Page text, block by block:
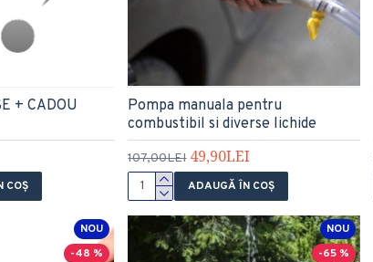
+ CADOU
COŞ
Pompa manuala pentru
combustibil si diverse lichide
107,00LEI 49,90LEI
ADAUGĂ ÎN COŞ
NOU
-48 %
NOU
-65 %